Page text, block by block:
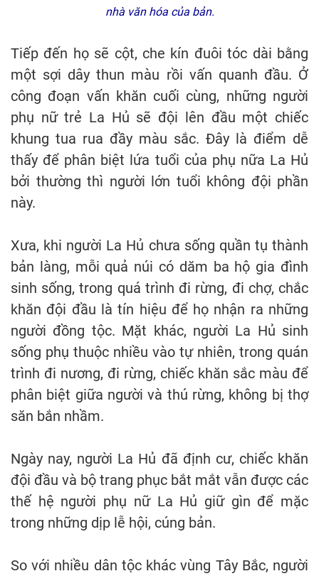
nhà văn hóa của bản.
Tiếp đến họ sẽ cột, che kín đuôi tóc dài bằng
một sợi dây thun màu rồi vấn quanh đầu. Ở
công đoạn vấn khăn cuối cùng, những người
phụ nữ trẻ La Hủ sẽ đội lên đầu một chiếc
khung tua rua đầy màu sắc. Đây là điểm dễ
thấy để phân biệt lứa tuổi của phụ nữa La Hủ
bởi thường thì người lớn tuổi không đội phần
này.
Xưa, khi người La Hủ chưa sống quần tụ thành
bản làng, mỗi quả núi có dăm ba hộ gia đình
sinh sống, trong quá trình đi rừng, đi chợ, chắc
khăn đội đầu là tín hiệu để họ nhận ra những
người đồng tộc. Mặt khác, người La Hủ sinh
sống phụ thuộc nhiều vào tự nhiên, trong quán
trình đi nương, đi rừng, chiếc khăn sắc màu để
phân biệt giữa người và thú rừng, không bị thợ
săn bắn nhầm.
Ngày nay, người La Hủ đã định cư, chiếc khăn
đội đầu và bộ trang phục bắt mắt vẫn được các
thế hệ người phụ nữ La Hủ giữ gìn để mặc
trong những dịp lễ hội, cúng bản.
So với nhiều dân tộc khác vùng Tây Bắc, người